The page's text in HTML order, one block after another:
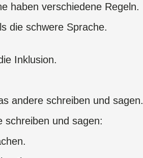
haben verschiedene Regeln.
die schwere Sprache.
Inklusion.
andere schreiben und sagen.
schreiben und sagen: